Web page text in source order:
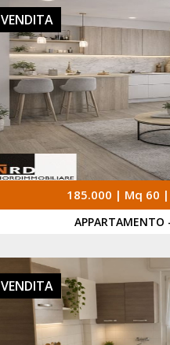
VENDITA
185.000 | Mq 60
VENDITA